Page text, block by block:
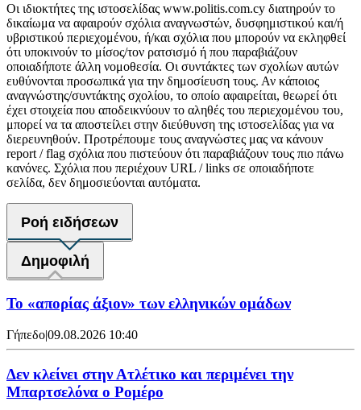
Οι ιδιοκτήτες της ιστοσελίδας www.politis.com.cy διατηρούν το
δικαίωμα να αφαιρούν σχόλια αναγνωστών, δυσφημιστικού και/ή
υβριστικού περιεχομένου, ή/και σχόλια που μπορούν να εκληφθεί
ότι υποκινούν το μίσος/τον ρατσισμό ή που παραβιάζουν
οποιαδήποτε άλλη νομοθεσία. Οι συντάκτες των σχολίων αυτών
ευθύνονται προσωπικά για την δημοσίευση τους. Αν κάποιος
αναγνώστης/συντάκτης σχολίου, το οποίο αφαιρείται, θεωρεί ότι
έχει στοιχεία που αποδεικνύουν το αληθές του περιεχομένου του,
μπορεί να τα αποστείλει στην διεύθυνση της ιστοσελίδας για να
διερευνηθούν. Προτρέπουμε τους αναγνώστες μας να κάνουν
report / flag σχόλια που πιστεύουν ότι παραβιάζουν τους πιο πάνω
κανόνες. Σχόλια που περιέχουν URL / links σε οποιαδήποτε
σελίδα, δεν δημοσιεύονται αυτόματα.
Ροή ειδήσεων
Δημοφιλή
Το «απορίας άξιον» των ελληνικών ομάδων
Γήπεδο|09.08.2026 10:40
Δεν κλείνει στην Ατλέτικο και περιμένει την
Μπαρτσελόνα ο Ρομέρο